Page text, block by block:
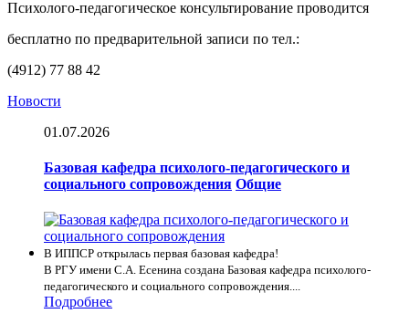
Психолого-педагогическое консультирование проводится
бесплатно по предварительной записи по тел.:
(4912) 77 88 42
Новости
01.07.2026
Базовая кафедра психолого-педагогического и
социального сопровождения Общие
В ИППСР открылась первая базовая кафедра!
В РГУ имени С.А. Есенина создана Базовая кафедра психолого-
педагогического и социального сопровождения....
Подробнее